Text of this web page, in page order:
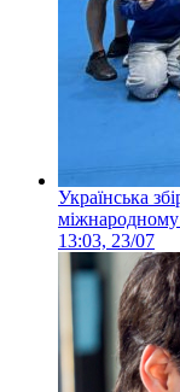
Українська
міжнародному
13:03, 23/07